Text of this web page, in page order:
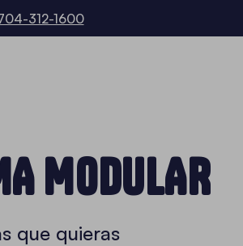
312-1600
MODULAR
que quieras